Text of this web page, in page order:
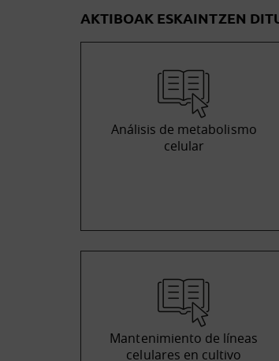
AKTIBOAK ESKAINTZEN
Análisis de metabolismo
celular
Mantenimiento de líneas
celulares en cultivo